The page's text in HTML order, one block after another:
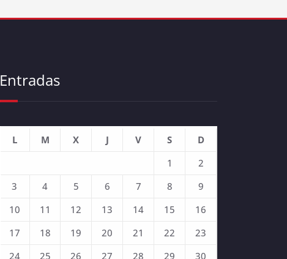
Entradas
L M X J V S
D
1
2
3
4 5 6 7 8
9
10
11 12 13 14 15
16
17
18 19 20 21 22
23
24
25 26 27 28 29
30